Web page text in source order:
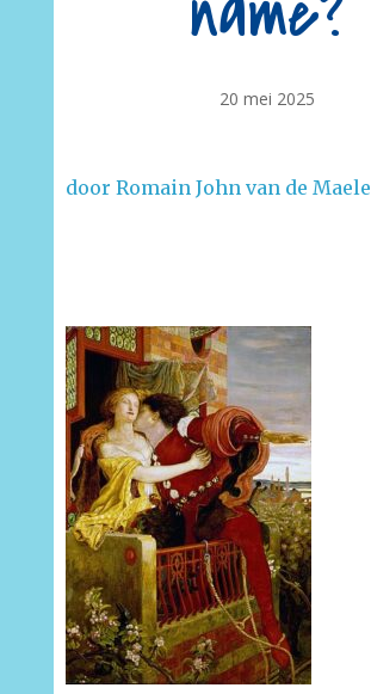
20 mei 2025
door Romain John van de Maele